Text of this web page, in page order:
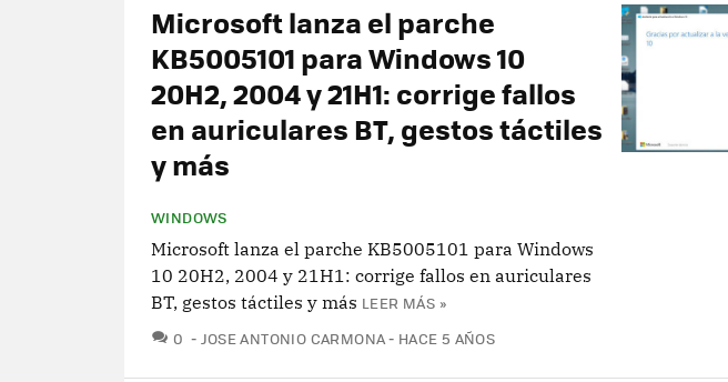
Microsoft lanza el parche
KB5005101 para Windows 10
20H2, 2004 y 21H1: corrige fallos
en auriculares BT, gestos táctiles
y más
WINDOWS
Microsoft lanza el parche KB5005101 para Windows
10 20H2, 2004 y 21H1: corrige fallos en auriculares
BT, gestos táctiles y más LEER MÁS »
0 COMENTARIOS
JOSE ANTONIO CARMONA HACE 5 AÑOS